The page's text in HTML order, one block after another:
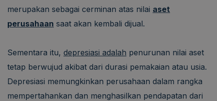
merupakan sebagai cerminan atas nilai aset
perusahaan saat akan kembali dijual.
Sementara itu, depresiasi adalah penurunan nilai aset
tetap berwujud akibat dari durasi pemakaian atau usia.
Depresiasi memungkinkan perusahaan dalam rangka
mempertahankan dan menghasilkan pendapatan dari